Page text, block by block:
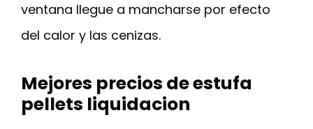
ventana llegue a mancharse por efecto
del calor y las cenizas.
Mejores precios de estufa
pellets liquidacion